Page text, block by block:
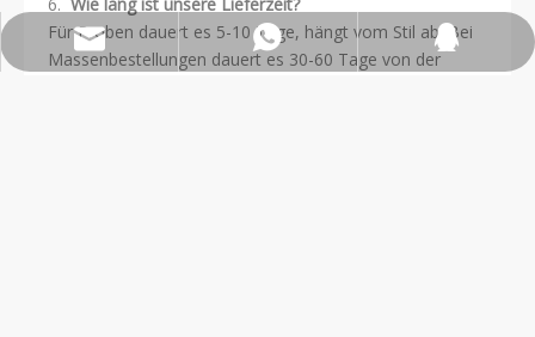
6. Wie lang ist unsere Lieferzeit?
Für Proben dauert es 5-10 Tage, hängt vom Stil ab; Bei
Massenbestellungen dauert es 30-60 Tage von der
wfs808@wfscashmere.com
+8615066666292
2917611817